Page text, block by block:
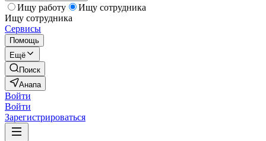
Ищу работу
Ищу сотрудника
Ищу сотрудника
Сервисы
Помощь
Ещё
Поиск
Анапа
Войти
Войти
Зарегистрироваться